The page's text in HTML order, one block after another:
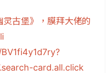
古堡》，膜拜大佬的
card.all.click